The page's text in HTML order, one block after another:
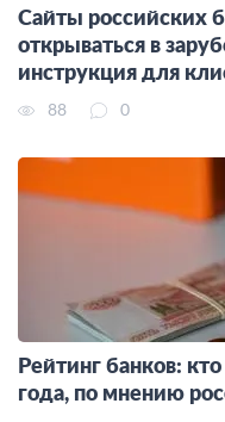
Сайты российских
открываться в
инструкция для
88 0
Рейтинг банков:
года, по мнению